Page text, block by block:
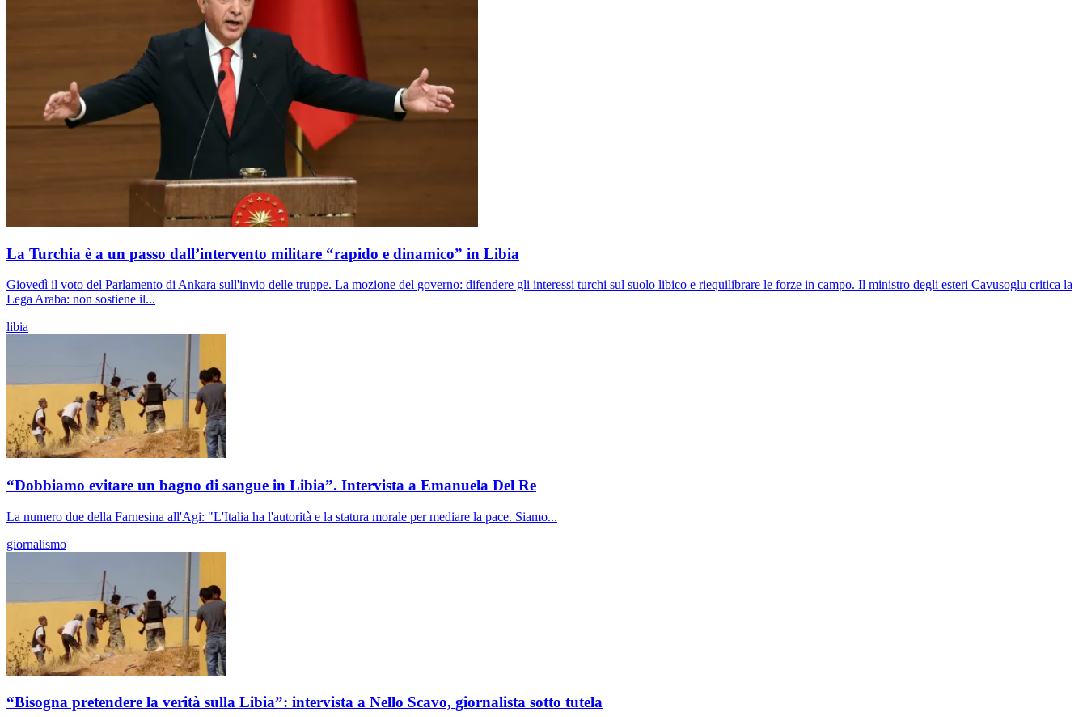
La Turchia è a un passo dall’intervento militare “rapido e dinamico” in Libia
Giovedì il voto del Parlamento di Ankara sull'invio delle truppe. La mozione del governo: difendere gli interessi turchi sul suolo libico e riequilibrare le forze in campo. Il ministro degli esteri Cavusoglu critica la
Lega Araba: non sostiene il...
libia
“Dobbiamo evitare un bagno di sangue in Libia”. Intervista a Emanuela Del Re
La numero due della Farnesina all'Agi: "L'Italia ha l'autorità e la statura morale per mediare la pace. Siamo...
giornalismo
“Bisogna pretendere la verità sulla Libia”: intervista a Nello Scavo, giornalista sotto tutela